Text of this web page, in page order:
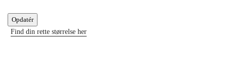
Find din rette størrelse her